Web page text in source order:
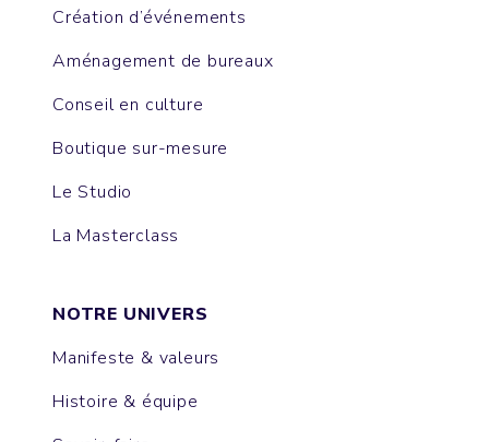
Création d’événements
Aménagement de bureaux
Conseil en culture
Boutique sur-mesure
Le Studio
La Masterclass
NOTRE UNIVERS
Manifeste & valeurs
Histoire & équipe